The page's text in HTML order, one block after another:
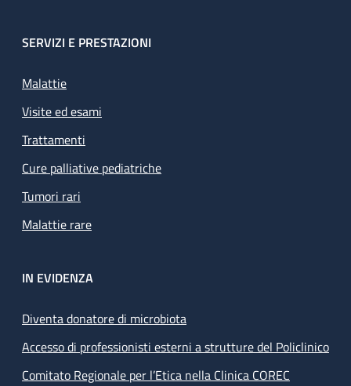
SERVIZI E PRESTAZIONI
Malattie
Visite ed esami
Trattamenti
Cure palliative pediatriche
Tumori rari
Malattie rare
IN EVIDENZA
Diventa donatore di microbiota
Accesso di professionisti esterni a strutture del Policlinico
Comitato Regionale per l’Etica nella Clinica COREC